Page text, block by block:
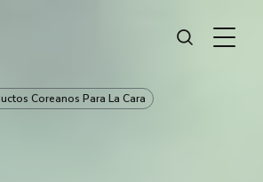
Coreanos Para La Cara